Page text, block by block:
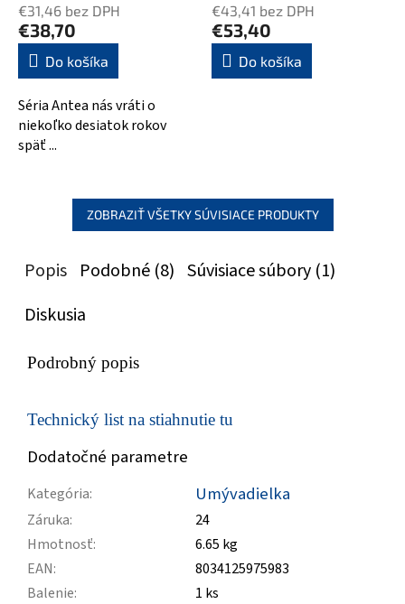
€31,46 bez DPH
€38,70
Do košíka
Séria Antea nás vráti o
niekoľko desiatok rokov
späť ...
€43,41 bez DPH
€53,40
Do košíka
ZOBRAZIŤ VŠETKY SÚVISIACE PRODUKTY
Popis Podobné (8) Súvisiace súbory (1)
Diskusia
Podrobný popis
Technický list na stiahnutie tu
Dodatočné parametre
Kategória: Umývadielka
Záruka:
24
Hmotnosť:
6.65 kg
EAN:
8034125975983
Balenie:
1 ks